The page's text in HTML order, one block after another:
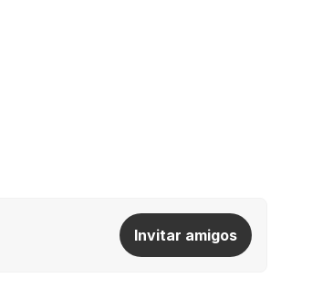
Invitar amigos